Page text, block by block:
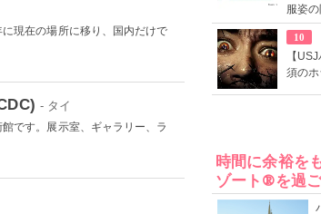
現在の場所に移り、国内だけで
- タイ
です。展示室、ギャラリー、ラ
服姿
10
【
須の
時間に余裕を
ゾート®を過